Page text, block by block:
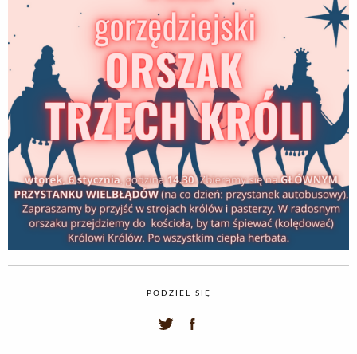
PODZIEL SIĘ